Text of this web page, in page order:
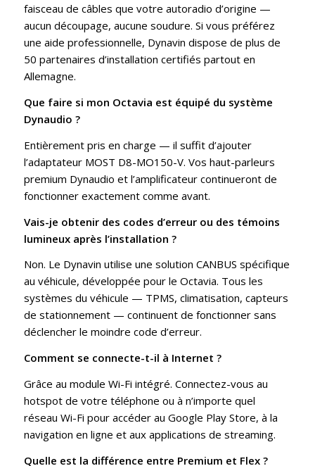
faisceau de câbles que votre autoradio d’origine —
aucun découpage, aucune soudure. Si vous préférez
une aide professionnelle, Dynavin dispose de plus de
50 partenaires d’installation certifiés partout en
Allemagne.
Que faire si mon Octavia est équipé du système
Dynaudio ?
Entièrement pris en charge — il suffit d’ajouter
l’adaptateur MOST D8-MO150-V. Vos haut-parleurs
premium Dynaudio et l’amplificateur continueront de
fonctionner exactement comme avant.
Vais-je obtenir des codes d’erreur ou des témoins
lumineux après l’installation ?
Non. Le Dynavin utilise une solution CANBUS spécifique
au véhicule, développée pour le Octavia. Tous les
systèmes du véhicule — TPMS, climatisation, capteurs
de stationnement — continuent de fonctionner sans
déclencher le moindre code d’erreur.
Comment se connecte-t-il à Internet ?
Grâce au module Wi-Fi intégré. Connectez-vous au
hotspot de votre téléphone ou à n’importe quel
réseau Wi-Fi pour accéder au Google Play Store, à la
navigation en ligne et aux applications de streaming.
Quelle est la différence entre Premium et Flex ?